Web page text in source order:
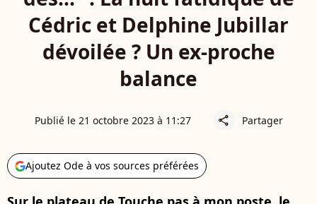
Cédric et Delphine Jubillar
dévoilée ? Un ex-proche
balance
Publié le 21 octobre 2023 à 11:27 share Partager
Ajoutez Ode à vos sources préférées